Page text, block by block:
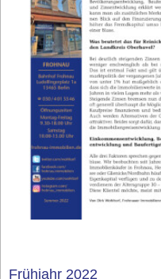
Frühjahr 2022